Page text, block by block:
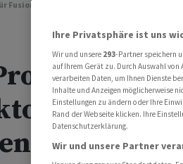
Fusionsreaktor sammelt 411 Millionen ein
für
sammelt
ein
Ihre Privatsphäre ist uns
Wir und unsere 293-Partner speichern
auf Ihrem Gerät zu. Durch Auswahl
verarbeiten Daten, um Ihnen Dienste
Inhalte und Anzeigen möglicherweise
Einstellungen zu ändern oder Ihre
Rand der Webseite klicken. Ihre
Datenschutzerklärung.
Wir und unsere Partner